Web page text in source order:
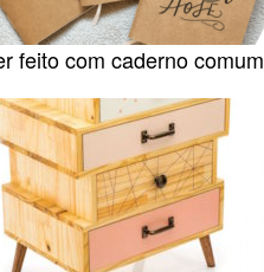
feito com caderno comum